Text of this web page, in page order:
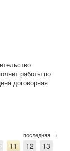
работы по
договорная
последняя →
11 12
13